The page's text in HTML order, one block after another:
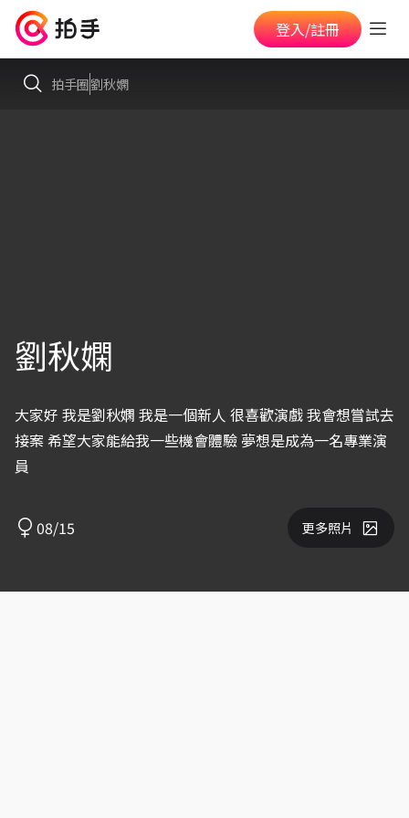
登入/註冊
拍手圈劉秋嫻
劉秋嫻
大家好 我是劉秋嫻 我是一個新人 很喜歡演戲 我會想嘗試去
接案 希望大家能給我一些機會體驗 夢想是成為一名專業演
員
08/15 更多照片